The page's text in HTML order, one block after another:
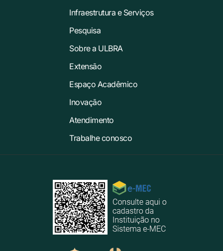
Infraestrutura e Serviços
Pesquisa
Sobre a ULBRA
Extensão
Espaço Acadêmico
Inovação
Atendimento
Trabalhe conosco